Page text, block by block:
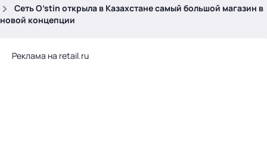
Сеть O’stin открыла в Казахстане самый большой магазин в
новой концепции
Реклама на retail.ru